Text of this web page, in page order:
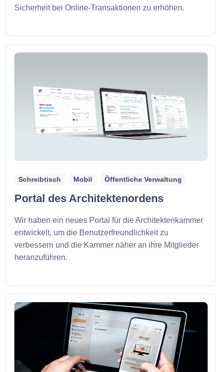
Sicherheit bei Online-Transaktionen zu erhöhen.
Schreibtisch Mobil Öffentliche Verwaltung
Portal des Architektenordens
Wir haben ein neues Portal für die Architektenkammer
entwickelt, um die Benutzerfreundlichkeit zu
verbessern und die Kammer näher an ihre Mitglieder
heranzuführen.